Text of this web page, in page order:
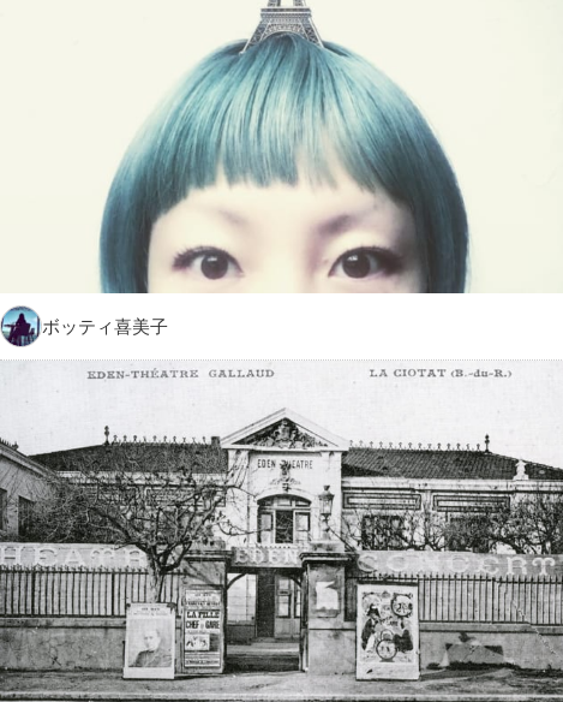
ボッティ喜美子